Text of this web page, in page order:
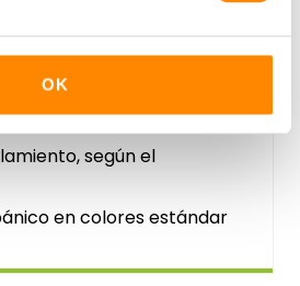
OK
según el
en colores estándar